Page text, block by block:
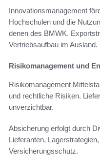
Innovationsmanagement
Hochschulen und die
denen des BMWK.
Vertriebsaufbau im Ausland.
Risikomanagement und
Risikomanagement
und rechtliche Risiken.
unverzichtbar.
Absicherung erfolgt durch
Lieferanten,
Versicherungsschutz.